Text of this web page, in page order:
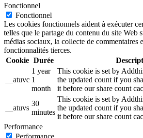
Fonctionnel
Fonctionnel
Les cookies fonctionnels aident à exécuter
telles que le partage du contenu du site Web
médias sociaux, la collecte de commentaires
fonctionnalités tierces.
Cookie Durée
__atuvc
1 year
1
month
This cookie is set by
the updated count if you
it before our share count
__atuvs
30
minutes
This cookie is set by
the updated count if you
it before our share count
Performance
Performance